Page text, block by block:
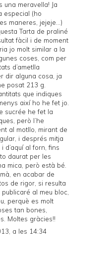
una meravella! Ja
especial (ho
maneres, jejeje…)
Tarta de praliné
fàcil i de moment
jo molt similar a la
coses, com per
d’ametlla
dir alguna cosa, ja
posat 213 g.
que indiques
així ho he fet jo.
sucrée he fet la
però l’he
al motllo, mirant de
i després mitja
d’aquí al forn, fins
daurat per les
mica, però està bé.
en acabar de
de rigor, si resulta
al meu bloc,
perquè es molt
tan bones,
Moltes gràcies!!
a les 14:34